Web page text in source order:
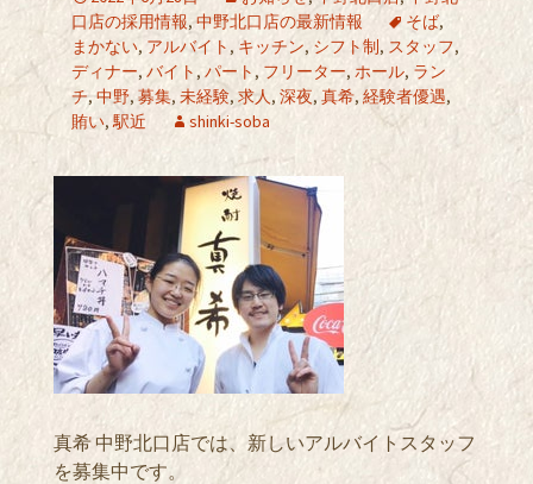
口店の採用情報,中野北口店の最新情報 そば,
まかない, アルバイト , キッチン, シフト制, スタッフ,
ディナー, バイト , パート , フリーター, ホール, ラン
チ,中野, 募集, 未経験, 求人, 深夜, 真希, 経験者優遇,
賄い,駅近 shinki-soba
真希 中野北口店では、新しいアルバイトスタッフ
を募集中です。